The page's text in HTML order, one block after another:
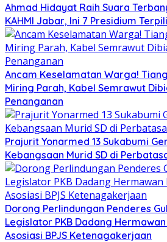
Ahmad Hidayat Raih Suara
KAHMI Jabar, Ini 7 Presidium
Ancam Keselamatan Warga!
Miring Parah, Kabel Semrawut
Penanganan
Prajurit Yonarmed 13 Sukabumi
Kebangsaan Murid SD di
Dorong Perlindungan Penderes
Legislator PKB Dadang
Asosiasi BPJS Ketenagakerjaan